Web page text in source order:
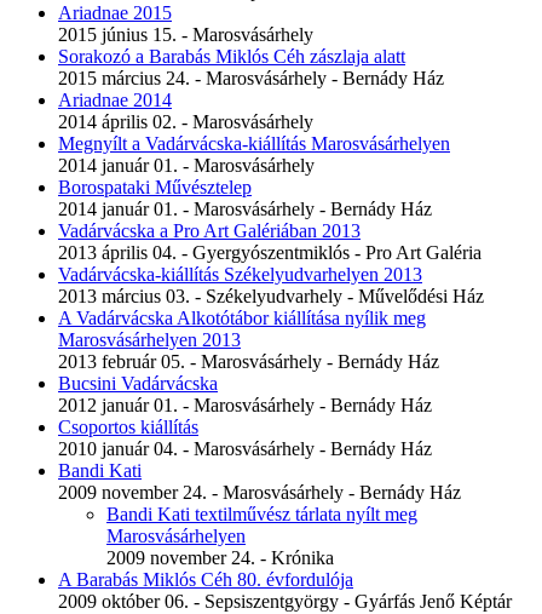
Ariadnae 2015
2015 június 15. - Marosvásárhely
Sorakozó a Barabás Miklós Céh zászlaja alatt
2015 március 24. - Marosvásárhely - Bernády Ház
Ariadnae 2014
2014 április 02. - Marosvásárhely
Megnyílt a Vadárvácska-kiállítás Marosvásárhelyen
2014 január 01. - Marosvásárhely
Borospataki Művésztelep
2014 január 01. - Marosvásárhely - Bernády Ház
Vadárvácska a Pro Art Galériában 2013
2013 április 04. - Gyergyószentmiklós - Pro Art Galéria
Vadárvácska-kiállítás Székelyudvarhelyen 2013
2013 március 03. - Székelyudvarhely - Művelődési Ház
A Vadárvácska Alkotótábor kiállítása nyílik meg
Marosvásárhelyen 2013
2013 február 05. - Marosvásárhely - Bernády Ház
Bucsini Vadárvácska
2012 január 01. - Marosvásárhely - Bernády Ház
Csoportos kiállítás
2010 január 04. - Marosvásárhely - Bernády Ház
Bandi Kati
2009 november 24. - Marosvásárhely - Bernády Ház
Bandi Kati textilművész tárlata nyílt meg
Marosvásárhelyen
2009 november 24. - Krónika
A Barabás Miklós Céh 80. évfordulója
2009 október 06. - Sepsiszentgyörgy - Gyárfás Jenő Képtár